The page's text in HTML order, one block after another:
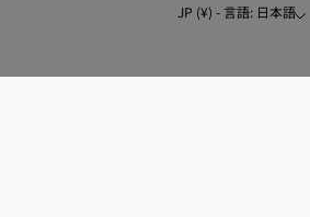
JP (¥) - 言語: 日本語